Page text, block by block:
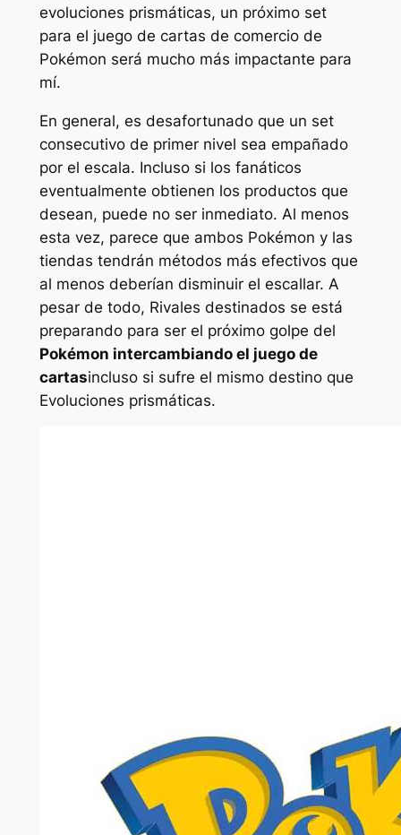
evoluciones prismáticas, un próximo set
para el juego de cartas de comercio de
Pokémon será mucho más impactante para
mí.
En general, es desafortunado que un set
consecutivo de primer nivel sea empañado
por el escala. Incluso si los fanáticos
eventualmente obtienen los productos que
desean, puede no ser inmediato. Al menos
esta vez, parece que ambos Pokémon y las
tiendas tendrán métodos más efectivos que
al menos deberían disminuir el escallar. A
pesar de todo, Rivales destinados se está
preparando para ser el próximo golpe del
Pokémon intercambiando el juego de
cartasincluso si sufre el mismo destino que
Evoluciones prismáticas.